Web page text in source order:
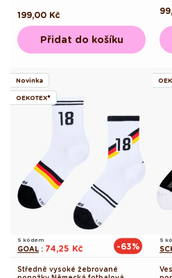
Běžná
cena
199,00 Kč
Přidat do košíku
Novinka
OEKOTEX®
S kódem
GOAL : 74,25 Kč -63%
Středně vysoké žebrované
S